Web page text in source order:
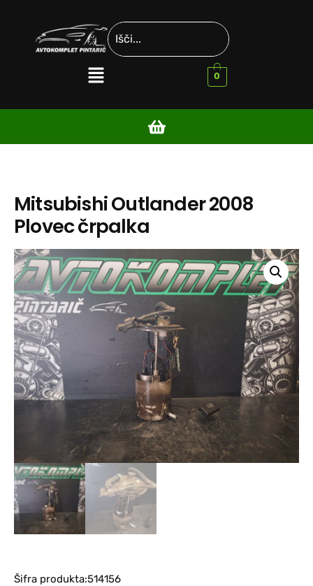
0
Mitsubishi Outlander 2008
Plovec črpalka
Šifra produkta:514156